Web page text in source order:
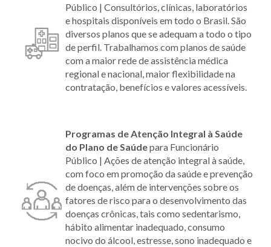
Público | Consultórios, clínicas, laboratórios
e hospitais disponíveis em todo o Brasil. São
diversos planos que se adequam a todo o tipo
de perfil. Trabalhamos com planos de saúde
com a maior rede de assistência médica
regional e nacional, maior flexibilidade na
contratação, benefícios e valores acessíveis.
Programas de Atenção Integral à Saúde
do Plano de Saúdepara Funcionário
Público | Ações de atenção integral à saúde,
com foco em promoção da saúde e prevenção
de doenças, além de intervenções sobre os
fatores de risco para o desenvolvimento das
doenças crônicas, tais como sedentarismo,
hábito alimentar inadequado, consumo
nocivo do álcool, estresse, sono inadequado e